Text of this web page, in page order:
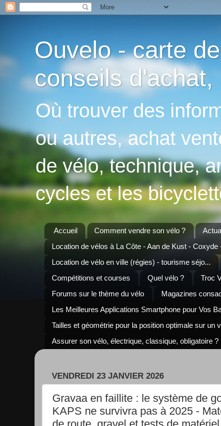
Ouvelo - carte
conseils
Où trouver des
ou autres, achat
de vélo, technique,
cycles et les
Accueil Comment vendre son vélo ?
Location de vélos à La Côte - Aan de Kust - Coxyde
Location de vélo en ville (régies) - tourisme séjo...
Compétitions et courses
Quel vélo ?
Troc
Forums sur le thème du vélo
Magazines
Les Meilleures Applications Smartphone pour Vos
Tailles et géométrie pour la position optimale sur un
Assurer son vélo, électrique, classique, obligatoire ?
VENDREDI 23 JANVIER 2026
Gravaa en faillite : le système de
KAPS ne survivra pas à 2025 -